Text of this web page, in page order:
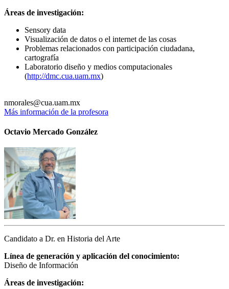
Áreas de investigación:
Sensory data
Visualización de datos o el internet de las cosas
Problemas relacionados con participación ciudadana,
cartografía
Laboratorio diseño y medios computacionales
(http://dmc.cua.uam.mx)
nmorales@cua.uam.mx
Más información de la profesora
Octavio Mercado González
Candidato a Dr. en Historia del Arte
Línea de generación y aplicación del conocimiento:
Diseño de Información
Áreas de investigación: